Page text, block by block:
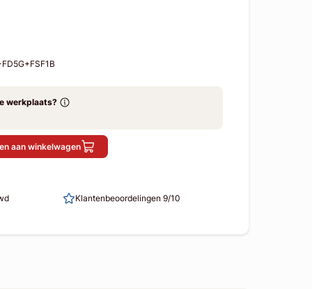
werkplaats?
aan winkelwagen
Klantenbeoordelingen 9/10